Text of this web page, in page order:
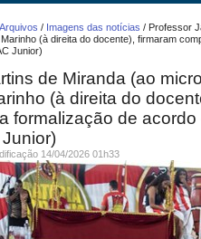
Arquivos / Imagens das notícias / Professor
(à direita do docente), firmaram
Junior)
de Miranda (ao
(à direita do
formalização de
14/04/2026 01h33